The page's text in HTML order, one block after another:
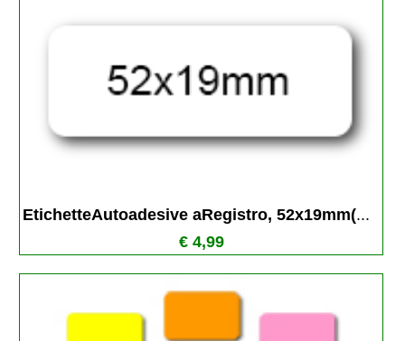
EtichetteAutoadesive aRegistro, 52x19mm(...
€ 4,99